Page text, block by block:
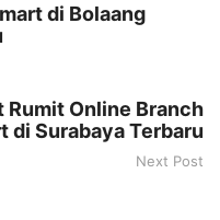
di Bolaang
Rumit Online Branch
Surabaya Terbaru
Next Post